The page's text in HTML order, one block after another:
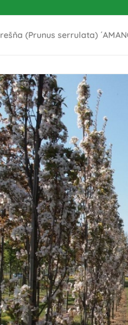
(Prunus serrulata)